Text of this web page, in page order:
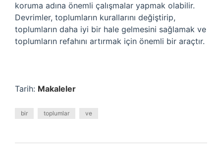
koruma adına önemli çalışmalar yapmak olabilir.
Devrimler, toplumların kurallarını değiştirip,
toplumların daha iyi bir hale gelmesini sağlamak ve
toplumların refahını artırmak için önemli bir araçtır.
Tarih: Makaleler
bir toplumlar ve